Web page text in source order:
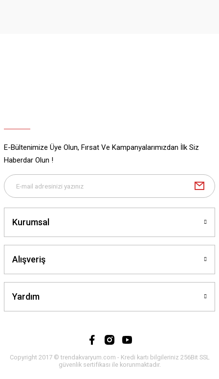
E-Bültenimize Üye Olun, Fırsat Ve Kampanyalarımızdan İlk Siz
Haberdar Olun !
Kurumsal
Alışveriş
Yardım
Copyright 2017 © trendakvaryum.com - Kredi kartı bilgileriniz 256Bit SSL
güvenlik sertifikası ile korunmaktadır.